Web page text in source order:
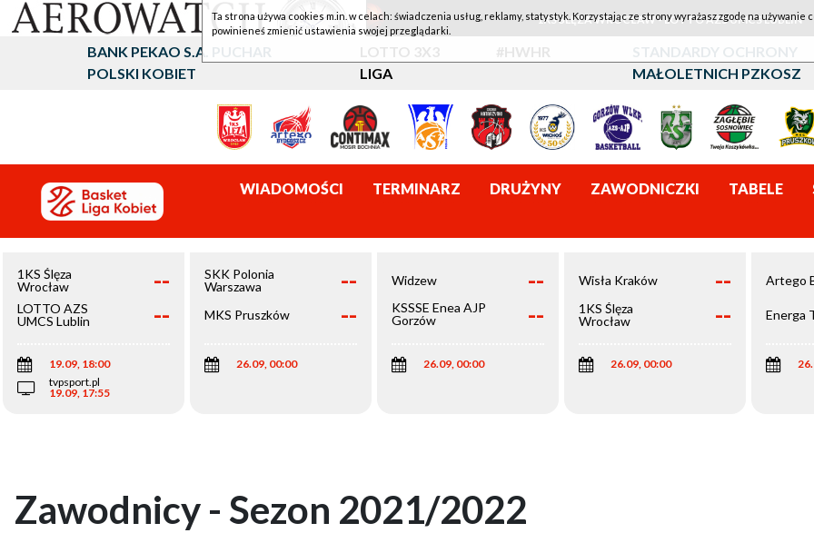
1KS ŚLĘZA WROCŁAW - LOTTO AZS UMCS LUBLIN
BANK PEKAO S.A. PUCHAR
POLSKI KOBIET
LOTTO 3X3
LIGA
#HWHR
STANDARDY OCHRONY
MAŁOLETNICH PZKOSZ
WIADOMOŚCI TERMINARZ DRUŻYNY ZAWODNICZKI TABELE
1KS Ślęza
Wrocław
--
LOTTO AZS
UMCS Lublin
--
19.09, 18:00
tvpsport.pl
19.09, 17:55
SKK Polonia
Warszawa
--
MKS Pruszków --
26.09, 00:00
Widzew --
KSSSE Enea AJP
Gorzów
--
26.09, 00:00
Wisła Kraków --
1KS Ślęza
Wrocław
--
26.09, 00:00
Artego
Energa
Zawodnicy - Sezon 2021/2022
Ta strona używa cookies m.in. w celach: świadczenia usług, reklamy, statystyk. Korzystając ze strony wyrażasz zgodę na używanie
powinieneś zmienić ustawienia swojej przeglądarki.